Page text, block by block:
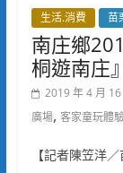
生活.消費 苗
南庄鄉
桐遊南庄』
2019 年 4 月 16
廣場, 客家童玩體
【記者陳笠洋